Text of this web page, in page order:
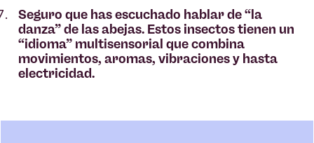
Seguro que has escuchado hablar de “la
danza” de las abejas. Estos insectos tienen un
“idioma” multisensorial que combina
movimientos, aromas, vibraciones y hasta
electricidad.